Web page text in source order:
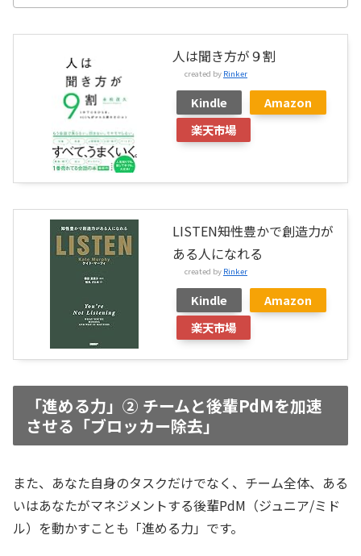
人は聞き方が９割
created by Rinker
Kindle
Amazon
楽天市場
LISTEN――知性豊かで創造力が
ある人になれる
created by Rinker
Kindle
Amazon
楽天市場
「進める力」② チームと後輩PdMを加速
させる「ブロッカー除去」
また、あなた自身のタスクだけでなく、チーム全体、ある
いはあなたがマネジメントする後輩PdM（ジュニア/ミド
ル）を動かすことも「進める力」です。